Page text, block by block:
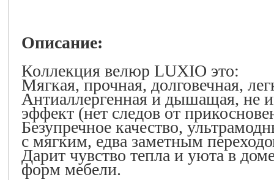
Описание:
Коллекция велюр LUXIO это:
Мягкая, прочная, долговечная,
Антиаллергенная и дышащая, не
эффект (нет следов от
Безупречное качество,
с мягким, едва заметным
Дарит чувство тепла и уюта в
форм мебели.